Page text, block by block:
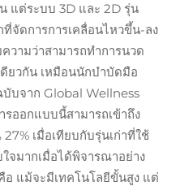
แต่ระบบ 3D และ 2D รุ่น
จัดการการเคลื่อนไหวขึ้น-ลง
วามว่าสามารถทำการนวด
ดียวกัน เหมือนนักบำบัดมือ
บับจาก Global Wellness
ออกแบบนี้สามารถเข้าถึง
เมื่อเทียบกับรุ่นเก่าที่ใช้
จมากเมื่อได้พิจารณาอย่าง
อ แม้จะมีเทคโนโลยีขั้นสูง แต่